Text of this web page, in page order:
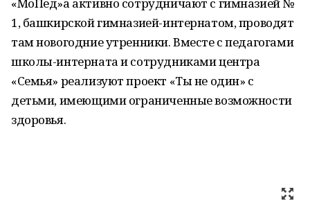
1, башкирской гимназией-интернатом, проводят
там новогодние утренники. Вместе с педагогами
школы-интерната и сотрудниками центра
«Семья» реализуют проект «Ты не один» с
детьми, имеющими ограниченные возможности
здоровья.